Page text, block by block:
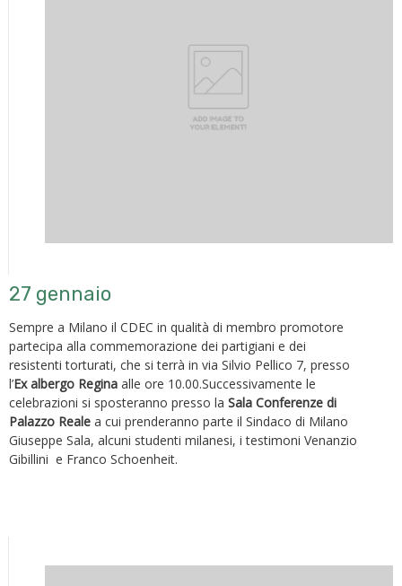
27 gennaio
Sempre a Milano il CDEC in qualità di membro promotore
partecipa alla commemorazione dei partigiani e dei
resistenti torturati, che si terrà in via Silvio Pellico 7, presso
l’Ex albergo Regina alle ore 10.00.Successivamente le
celebrazioni si sposteranno presso la Sala Conferenze di
Palazzo Reale a cui prenderanno parte il Sindaco di Milano
Giuseppe Sala, alcuni studenti milanesi, i testimoni Venanzio
Gibillini e Franco Schoenheit.